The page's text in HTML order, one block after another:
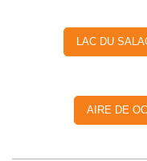
LAC DU
AIRE DE